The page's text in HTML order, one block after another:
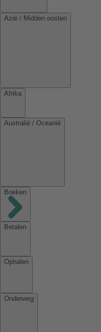
Azië / Midden oosten
Afrika
Australië / Oceanië
Boeken
Betalen
Ophalen
Onderweg